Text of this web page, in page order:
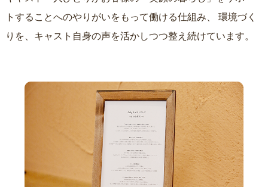
トすることへのやりがいをもって働ける仕組み、
りを、キャスト自身の声を活かしつつ整え続けています。